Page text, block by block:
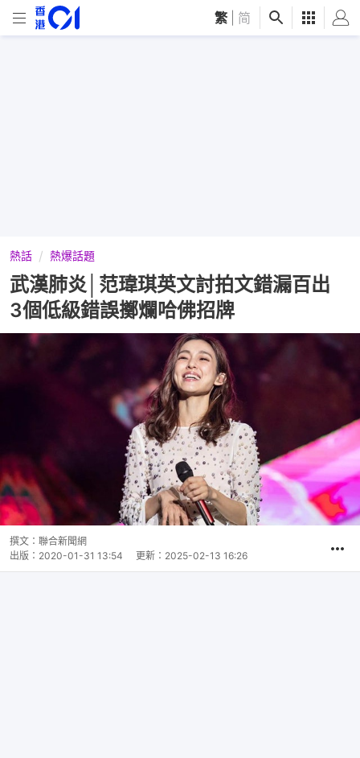
繁 简
熱話 熱爆話題
武漢肺炎│范瑋琪英文討拍文錯漏百出
3個低級錯誤擲爛哈佛招牌
撰文： 聯合新聞網
出版： 2020-01-31 13:54 更新： 2025-02-13 16:26